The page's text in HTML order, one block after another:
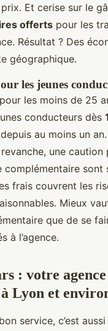
Et cerise sur le
offerts pour les
Résultat ? Des
géographique.
les jeunes
les moins de 25
conducteurs dès
au moins un an.
une caution
complémentaire sont
frais couvrent les
Mieux
que de se
à l’agence.
: votre agence
Lyon et
service, c’est